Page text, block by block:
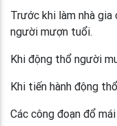
Trước khi làm nhà
người mượn tuổi.
Khi động thổ người
Khi tiến hành động
Các công đoạn đổ